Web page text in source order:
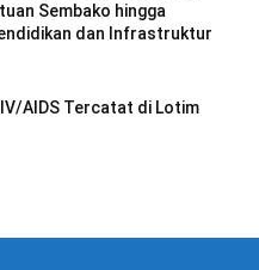
Sembako hingga
dan Infrastruktur
AIDS Tercatat di Lotim